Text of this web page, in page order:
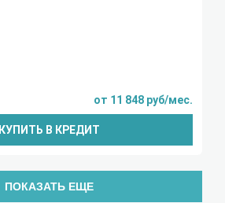
от 11 848 руб/мес.
КУПИТЬ В КРЕДИТ
ПОКАЗАТЬ ЕЩЕ